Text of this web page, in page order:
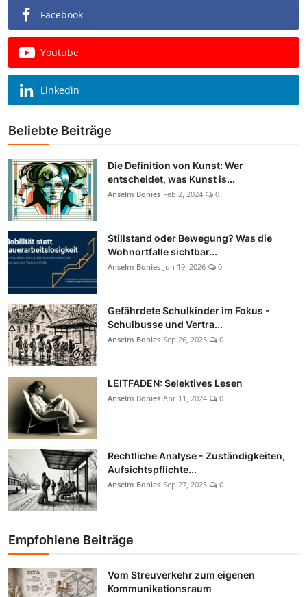
Facebook
Youtube
Linkedin
Beliebte Beiträge
Die Definition von Kunst: Wer
entscheidet, was Kunst is...
Anselm Bonies Feb 2, 2024 0
Stillstand oder Bewegung? Was die
Wohnortfalle sichtbar...
Anselm Bonies Jun 19, 2026 0
Gefährdete Schulkinder im Fokus -
Schulbusse und Vertra...
Anselm Bonies Sep 26, 2025 0
LEITFADEN: Selektives Lesen
Anselm Bonies Apr 11, 2024 0
Rechtliche Analyse - Zuständigkeiten,
Aufsichtspflichte...
Anselm Bonies Sep 27, 2025 0
Empfohlene Beiträge
Vom Streuverkehr zum eigenen
Kommunikationsraum